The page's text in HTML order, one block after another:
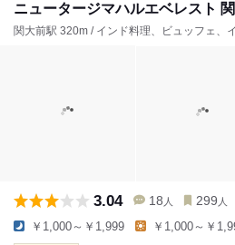
ニュータージマハルエベレスト
関大前駅 320m / インド料理、ビュッフェ、
3.04 18 人 299 人
￥1,000～￥1,999 ￥1,000～￥